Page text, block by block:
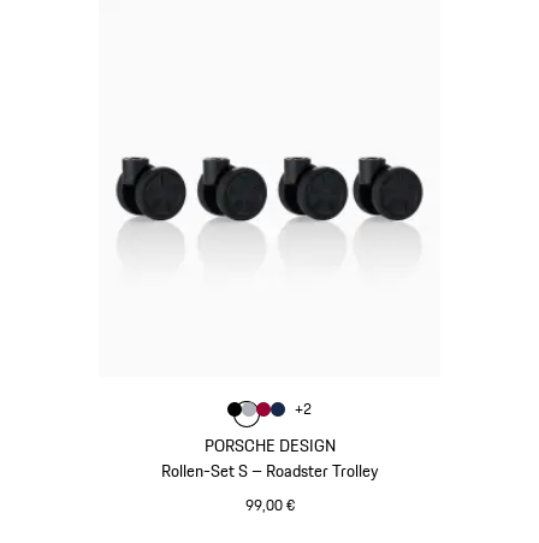
PORSCHE DESIGN
Rollen-Set S – Roadster Trolley
99,00 €
Farbe
Farbeschwarz
Farbe silber
Farbekarminrot
Farbe
+2